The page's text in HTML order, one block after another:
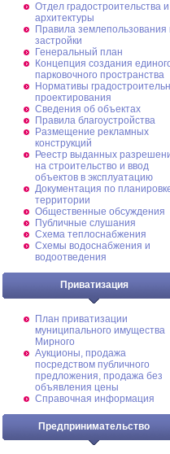
Отдел градостроительства и
архитектуры
Правила землепользования
застройки
Генеральный план
Концепция создания
парковочного пространства
Нормативы
проектирования
Сведения об объектах
Правила благоустройства
Размещение рекламных
конструкций
Реестр выданных
на строительство и ввод
объектов в эксплуатацию
Документация по
территории
Общественные обсуждения
Публичные слушания
Схема теплоснабжения
Схемы водоснабжения и
водоотведения
Приватизация
План приватизации
муниципального имущества
Мирного
Аукционы, продажа
посредством публичного
предложения, продажа без
объявления цены
Справочная информация
Предпринимательство